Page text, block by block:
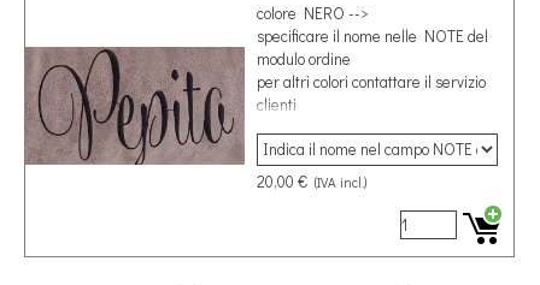
colore NERO -->
specificare il nome nelle NOTE del
modulo ordine
per altri colori contattare il servizio
clienti
20,00 € (IVA incl.)